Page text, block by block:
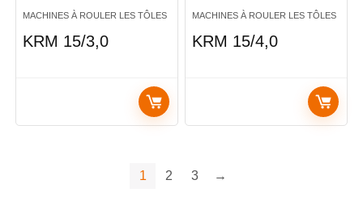
MACHINES À ROULER LES TÔLES
KRM 15/3,0
MACHINES À ROULER LES TÔLES
KRM 15/4,0
1 2 3 →